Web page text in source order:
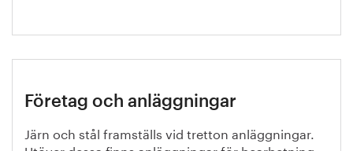
Företag och anläggningar
Järn och stål framställs vid tretton anläggningar.